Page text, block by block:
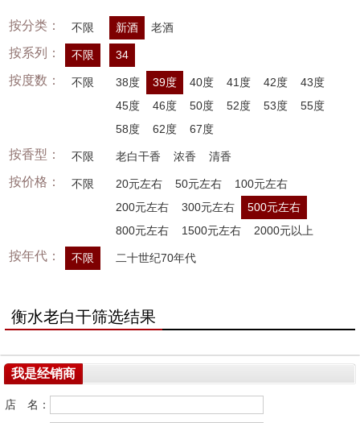
按分类： 不限 新酒 老酒
按系列： 不限 34
按度数： 不限 38度 39度 40度 41度 42度
43度
45度
46度 50度 52度 53度
55度
58度
62度 67度
按香型： 不限 老白干香 浓香 清香
按价格： 不限 20元左右 50元左右
100元左右
200元左右
300元左右
500元左右
800元左右
1500元左右 2000元以上
按年代： 不限 二十世纪70年代
衡水老白干筛选结果
我是经销商
店 名：